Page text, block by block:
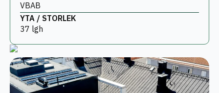
VBAB
YTA / STORLEK
37 lgh